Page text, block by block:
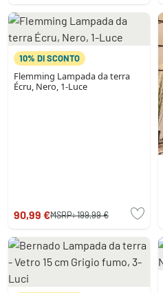
10% DI SCONTO
Flemming Lampada da terra
Écru, Nero, 1-Luce
90,99 €MSRP:199,99 €